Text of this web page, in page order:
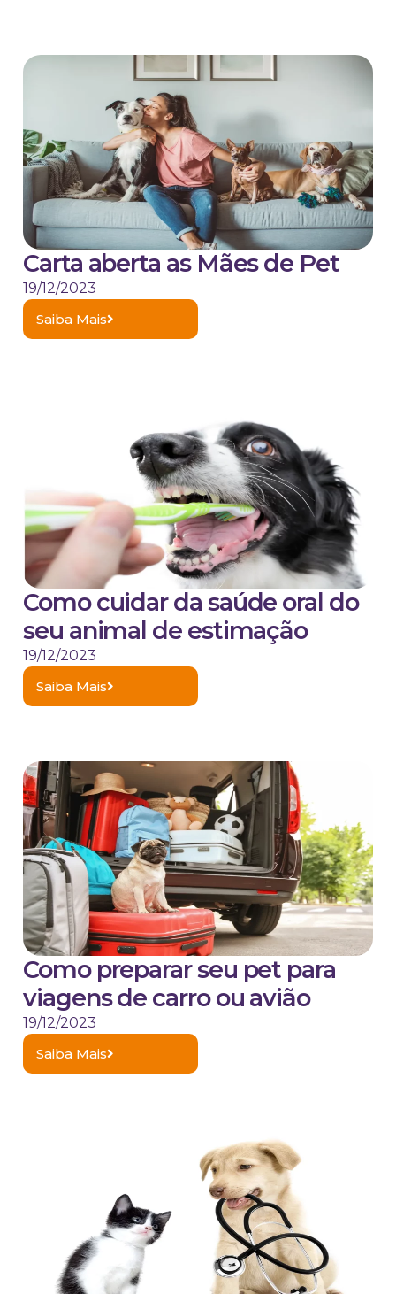
Carta aberta as Mães de Pet
19/12/2023
Saiba Mais
Como cuidar da saúde oral do
seu animal de estimação
19/12/2023
Saiba Mais
Como preparar seu pet para
viagens de carro ou avião
19/12/2023
Saiba Mais